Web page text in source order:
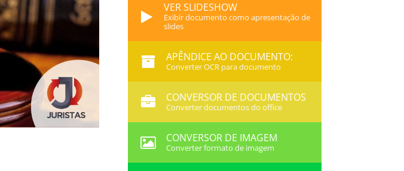
VER SLIDESHOW
Exibir documento como apresentação de
slides
APÊNDICE AO DOCUMENTO:
Converter OCR para documento
CONVERSOR DE DOCUMENTOS
Converter documentos do office
CONVERSOR DE IMAGEM
Converter formato de imagem